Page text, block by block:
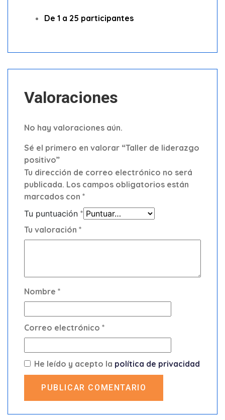
De 1 a 25 participantes
Valoraciones
No hay valoraciones aún.
Sé el primero en valorar “Taller de liderazgo
positivo”
Tu dirección de correo electrónico no será
publicada. Los campos obligatorios están
marcados con *
Tu puntuación *
Tu valoración *
Nombre *
Correo electrónico *
He leído y acepto la política de privacidad
PUBLICAR COMENTARIO